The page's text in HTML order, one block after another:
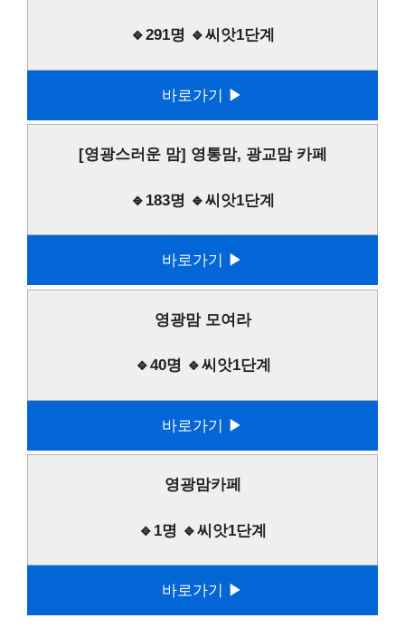
🔹291명 🔹씨앗1단계
바로가기 ▶
[영광스러운 맘] 영통맘, 광교맘 카페
🔹183명 🔹씨앗1단계
바로가기 ▶
영광맘 모여라
🔹40명 🔹씨앗1단계
바로가기 ▶
영광맘카페
🔹1명 🔹씨앗1단계
바로가기 ▶